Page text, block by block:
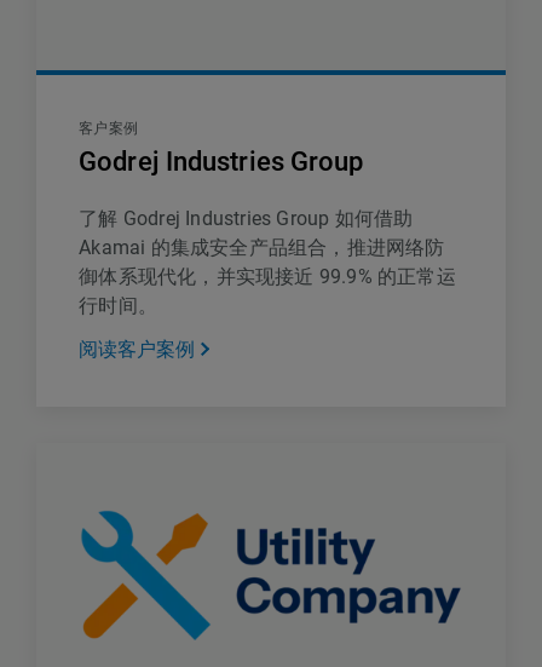
客户案例
Godrej Industries Group
了解 Godrej Industries Group 如何借助
Akamai 的集成安全产品组合，推进网络防
御体系现代化，并实现接近 99.9% 的正常运
行时间。
阅读客户案例